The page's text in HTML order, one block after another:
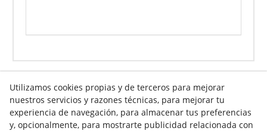
Info venta online
Utilizamos cookies propias y de terceros para mejorar
nuestros servicios y razones técnicas, para mejorar tu
experiencia de navegación, para almacenar tus preferencias
y, opcionalmente, para mostrarte publicidad relacionada con